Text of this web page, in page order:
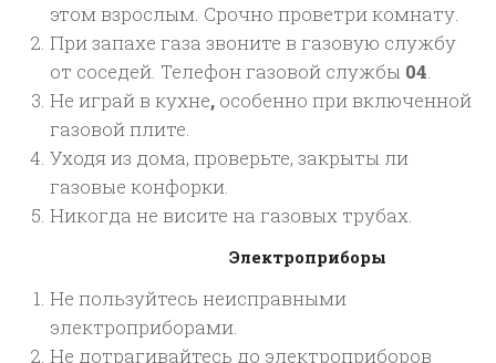
этом взрослым. Срочно проветри комнату.
При запахе газа звоните в газовую службу
от соседей. Телефон газовой службы 04.
Не играй в кухне, особенно при включенной
газовой плите.
Уходя из дома, проверьте, закрыты ли
газовые конфорки.
Никогда не висите на газовых трубах.
Электроприборы
Не пользуйтесь неисправными
электроприборами.
Не дотрагивайтесь до электроприборов